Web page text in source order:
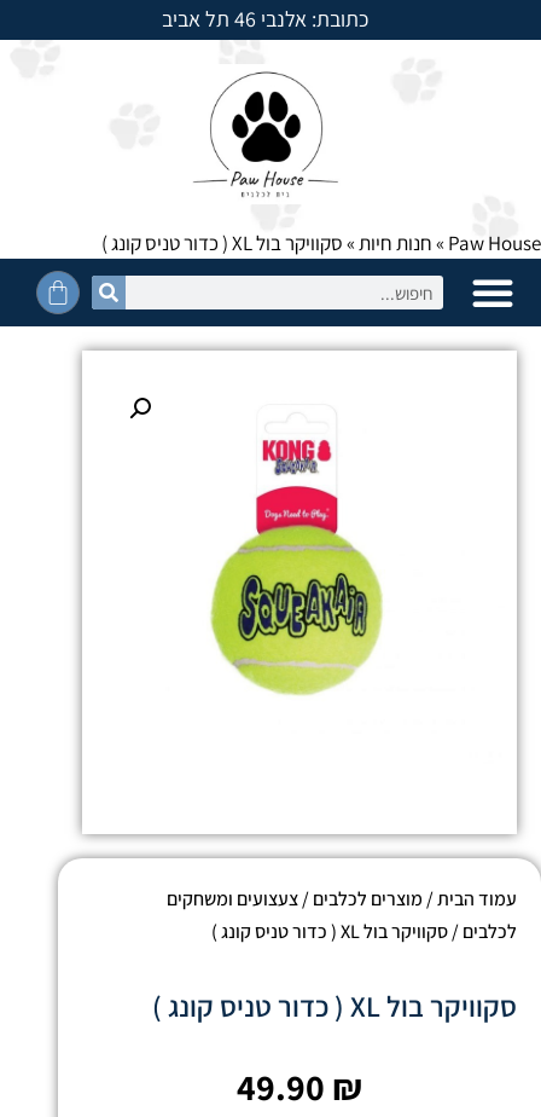
כתובת: אלנבי 46 תל אביב
למשלוחים חייגו: 054-5950525
Paw House
»חנות חיות»סקוויקר בול XL ( כדור טניס קונג )
עמוד הבית/ מוצרים לכלבים/צעצועים ומשחקים
לכלבים/ סקוויקר בול XL ( כדור טניס קונג )
סקוויקר בול XL ( כדור טניס קונג )
49.90 ₪